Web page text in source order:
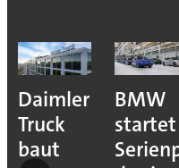
Daimler
Truck
baut
BMW
startet